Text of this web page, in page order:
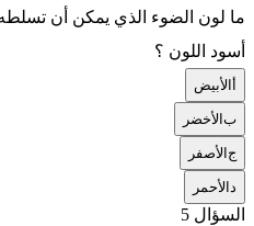
ما لون الضوء الذي يمكن أن
أسود اللون ؟
الأبيض
بالأخضر
جالأصفر
الأحمر
السؤال 5